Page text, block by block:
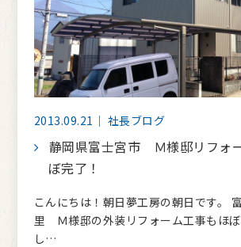
2013.09.21｜ 社長ブログ
静岡県富士宮市 Ｍ様邸リフォ
ぼ完了！
こんにちは！朝日夢工房の朝日です。
里 Ｍ様邸の外装リフォーム工事もほ
し…